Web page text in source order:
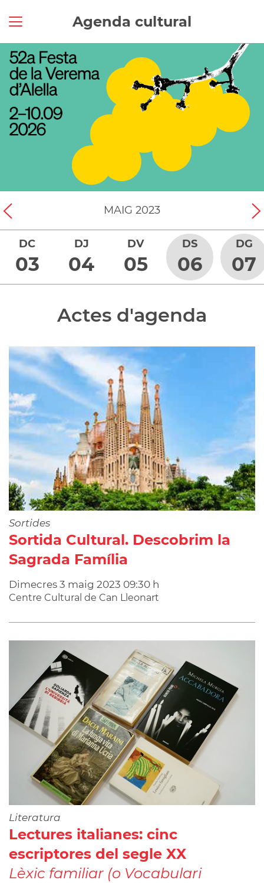
Agenda cultural
MAIG 2023
DC
03
DJ
04
DV
05
DS
06
DG
07
Actes d'agenda
Sortides
Sortida Cultural. Descobrim la
Sagrada Família
Dimecres 3 maig 2023 09:30 h
Centre Cultural de Can Lleonart
Literatura
Lectures italianes: cinc
escriptores del segle XX
Lèxic familiar (o Vocabulari